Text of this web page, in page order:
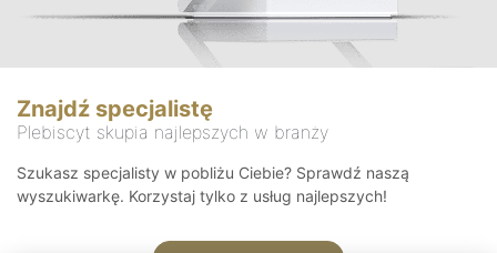
Znajdź specjalistę
Plebiscyt skupia najlepszych w branży
Szukasz specjalisty w pobliżu Ciebie? Sprawdź naszą
wyszukiwarkę. Korzystaj tylko z usług najlepszych!